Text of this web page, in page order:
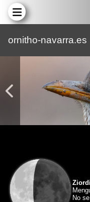
ornitho-navarra.es
No